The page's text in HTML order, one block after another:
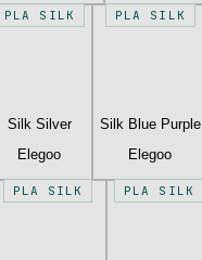
PLA SILK
Silk Silver
Elegoo
PLA SILK
Silk Blue Purple
Elegoo
PLA SILK PLA SILK